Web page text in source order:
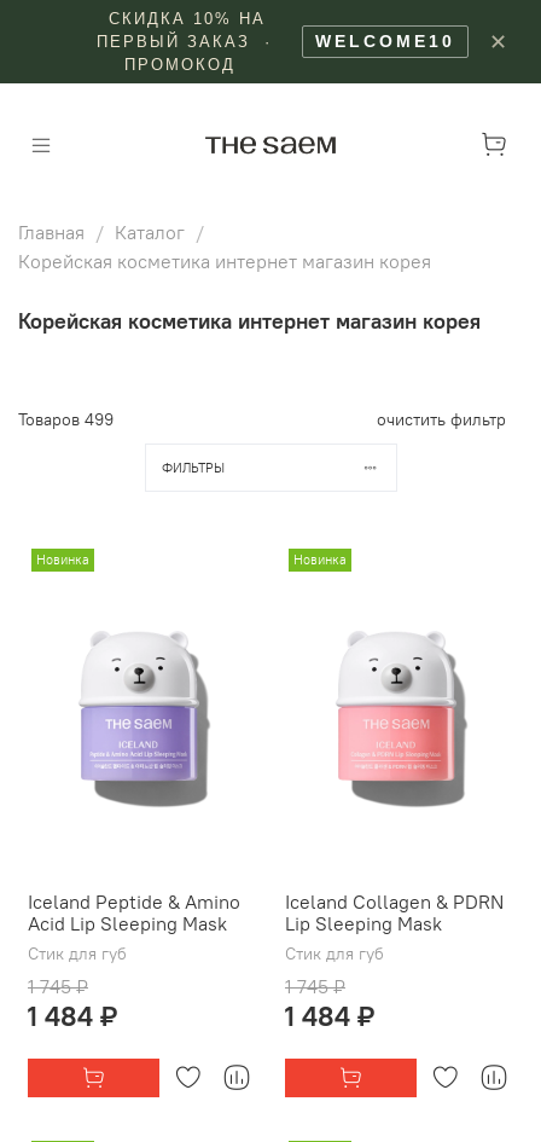
СКИДКА 10% НА
ПЕРВЫЙ ЗАКАЗ ·
ПРОМОКОД
WELCOME10 ✕
Главная
Каталог
Корейская косметика интернет магазин корея
Корейская косметика интернет магазин корея
Товаров 499 очистить фильтр
ФИЛЬТРЫ
Новинка
Iceland Peptide & Amino
Acid Lip Sleeping Mask
Стик для губ
1 745 ₽
1 484 ₽
Новинка
Iceland Collagen & PDRN
Lip Sleeping Mask
Стик для губ
1 745 ₽
1 484 ₽